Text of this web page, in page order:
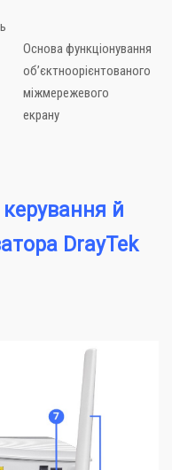
Основа функціонування
об’єктноорієнтованого
міжмережевого
екрану
керування й
DrayTek